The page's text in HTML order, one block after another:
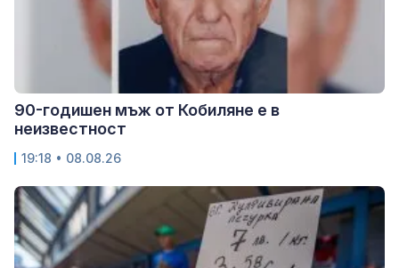
90-годишен мъж от Кобиляне е в
неизвестност
19:18 • 08.08.26